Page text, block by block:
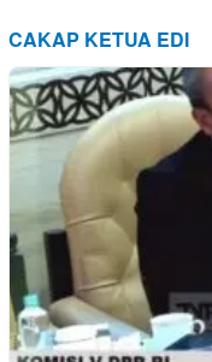
CAKAP KETUA EDI